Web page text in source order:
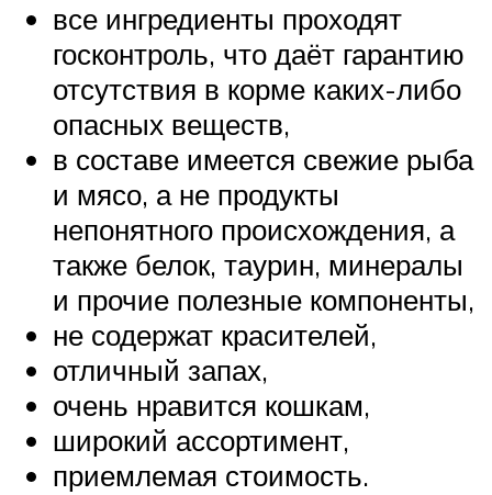
все ингредиенты проходят
госконтроль, что даёт гарантию
отсутствия в корме каких-либо
опасных веществ,
в составе имеется свежие рыба
и мясо, а не продукты
непонятного происхождения, а
также белок, таурин, минералы
и прочие полезные компоненты,
не содержат красителей,
отличный запах,
очень нравится кошкам,
широкий ассортимент,
приемлемая стоимость.